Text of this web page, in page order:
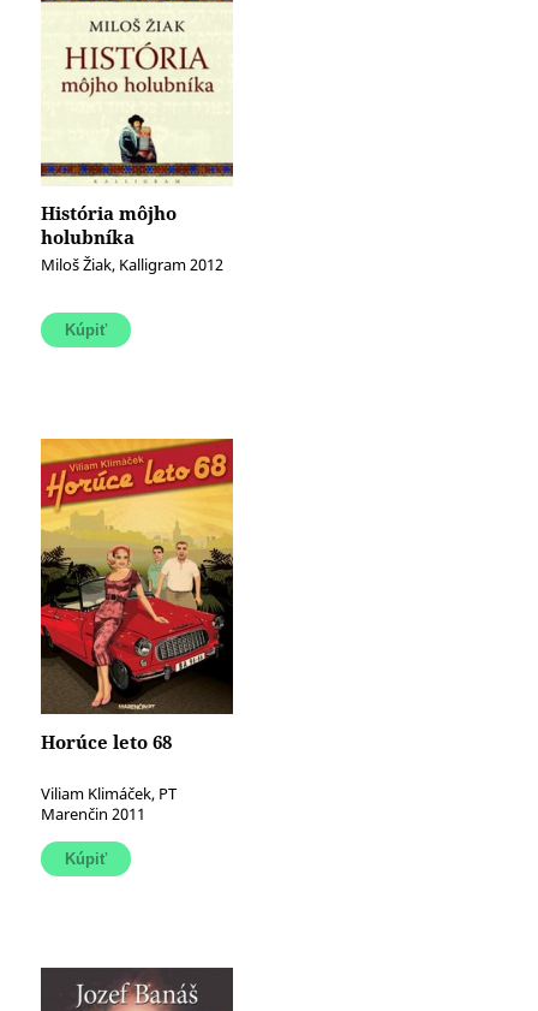
História môjho
holubníka
Miloš Žiak, Kalligram 2012
Horúce leto 68
Viliam Klimáček, PT
Marenčin 2011